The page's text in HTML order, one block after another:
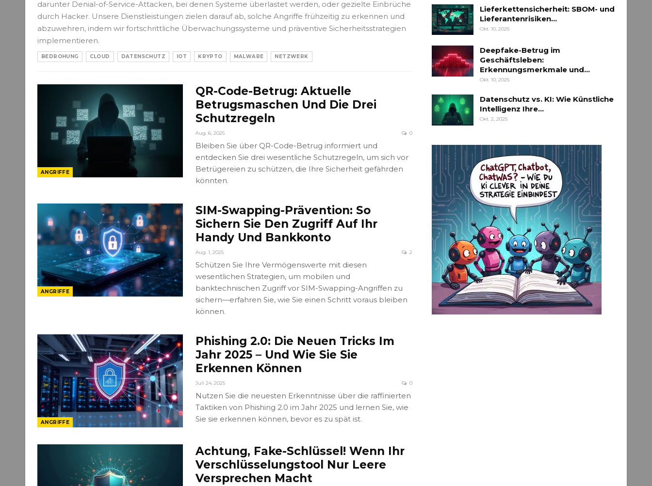
darunter Denial-of-Service-Attacken, bei denen Systeme überlastet werden, oder gezielte Einbrüche
durch Hacker. Unsere Dienstleistungen zielen darauf ab, solche Angriffe frühzeitig zu erkennen und
abzuwehren, indem wir fortschrittliche Überwachungssysteme und präventive Sicherheitsstrategien
implementieren.
BEDROHUNG CLOUD DATENSCHUTZ IOT KRYPTO MALWARE NETZWERK
ANGRIFFE
QR-Code-Betrug: Aktuelle
Betrugsmaschen Und Die Drei
Schutzregeln
Aug. 6, 2025 0
Bleiben Sie über QR-Code-Betrug informiert und
entdecken Sie drei wesentliche Schutzregeln, um sich vor
Betrügereien zu schützen, die Ihre Sicherheit gefährden
könnten.
ANGRIFFE
SIM-Swapping-Prävention: So
Sichern Sie Den Zugriff Auf Ihr
Handy Und Bankkonto
Aug. 1, 2025 2
Schützen Sie Ihre Vermögenswerte mit diesen
wesentlichen Strategien, um mobilen und
banktechnischen Zugriff vor SIM-Swapping-Angriffen zu
sichern—erfahren Sie, wie Sie einen Schritt voraus bleiben
können.
ANGRIFFE
Phishing 2.0: Die Neuen Tricks Im
Jahr 2025 – Und Wie Sie Sie
Erkennen Können
Juli 24, 2025 0
Nutzen Sie die neuesten Erkenntnisse über die raffinierten
Taktiken von Phishing 2.0 im Jahr 2025 und lernen Sie, wie
Sie sie erkennen können, bevor es zu spät ist.
Achtung, Fake-Schlüssel! Wenn Ihr
Verschlüsselungstool Nur Leere
Versprechen Macht
Lieferkettensicherheit: SBOM- und
Lieferantenrisiken…
Okt. 10, 2025
Deepfake-Betrug im
Geschäftsleben:
Erkennungsmerkmale und…
Okt. 10, 2025
Datenschutz vs. KI: Wie Künstliche
Intelligenz Ihre…
Okt. 2, 2025